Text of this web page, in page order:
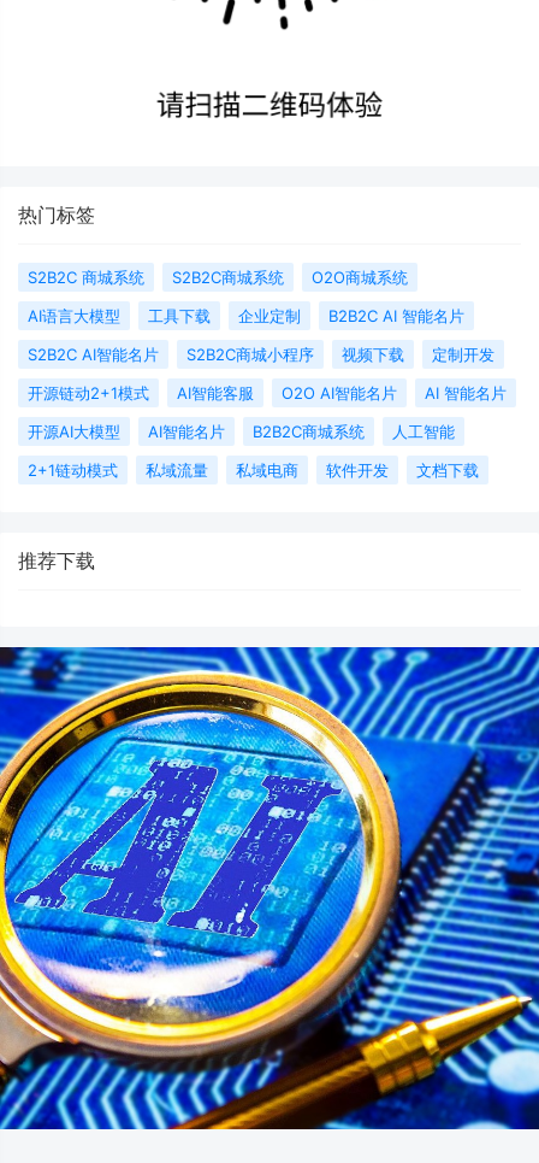
热门标签
S2B2C 商城系统 S2B2C商城系统
O2O商城系统
AI语言大模型
工具下载 企业定制
B2B2C AI 智能名片
S2B2C AI智能名片
S2B2C商城小程序 视频下载
定制开发
开源链动2+1模式
AI智能客服 O2O AI智能名片
AI 智能名片
开源AI大模型
AI智能名片 B2B2C商城系统
人工智能
2+1链动模式
私域流量 私域电商 软件开发 文档下载
推荐下载